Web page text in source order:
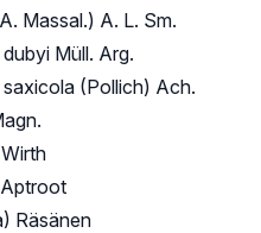
Massal.) A. L. Sm.
Müll. Arg.
(Pollich) Ach.
Räsänen